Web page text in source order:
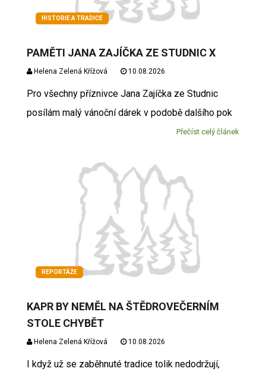
HISTORIE A TRADICE
PAMĚTI JANA ZAJÍČKA ZE STUDNIC X
Helena Zelená Křížová 10.08.2026
Pro všechny příznivce Jana Zajíčka ze Studnic
posílám malý vánoční dárek v podobě dalšího pok
Přečíst celý článek
REPORTÁŽE
KAPR BY NEMĚL NA ŠTĚDROVEČERNÍM
STOLE CHYBĚT
Helena Zelená Křížová 10.08.2026
I když už se zaběhnuté tradice tolik nedodržují,